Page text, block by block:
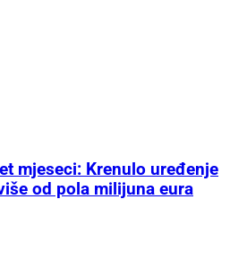
mjeseci: Krenulo uređenje
od pola milijuna eura